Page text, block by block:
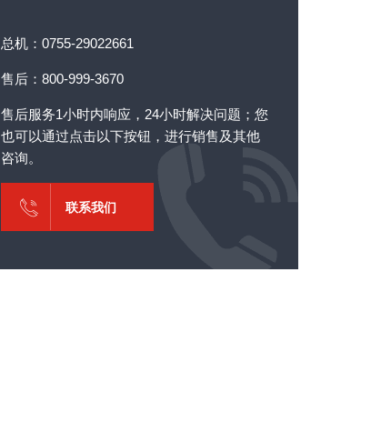
总机：0755-29022661
售后：800-999-3670
售后服务1小时内响应，24小时解决问题；您
也可以通过点击以下按钮，进行销售及其他
咨询。
联系我们